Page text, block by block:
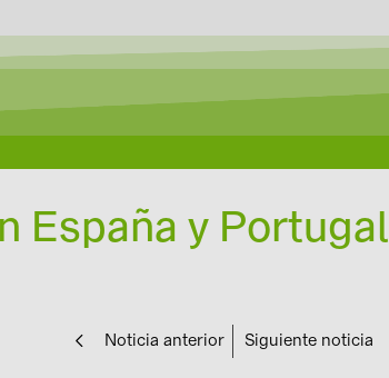
España y Portugal
Noticia anterior Siguiente noticia